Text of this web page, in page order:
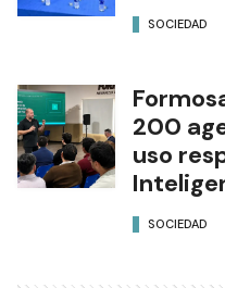
SOCIEDAD
200
uso
SOCIEDAD